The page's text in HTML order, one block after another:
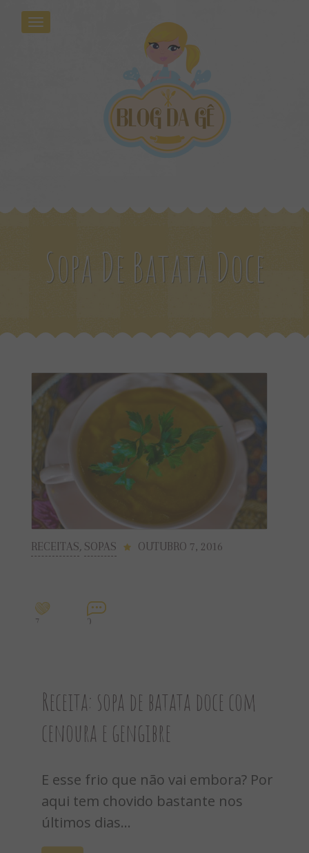
Sopa De Batata Doce
RECEITAS, SOPAS OUTUBRO 7, 2016
7 0
Receita: sopa de batata doce com
cenoura e gengibre
E esse frio que não vai embora? Por
aqui tem chovido bastante nos
últimos dias...